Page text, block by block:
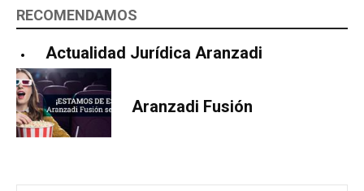
RECOMENDAMOS
Actualidad Jurídica Aranzadi
Aranzadi Fusión